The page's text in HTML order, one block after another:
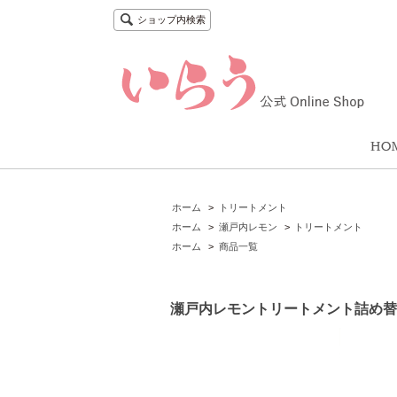
ショップ内検索
ホーム >
トリートメント
ホーム
> 瀬戸内レモン >
トリートメント
ホーム
> 商品一覧
瀬戸内レモントリートメント詰め